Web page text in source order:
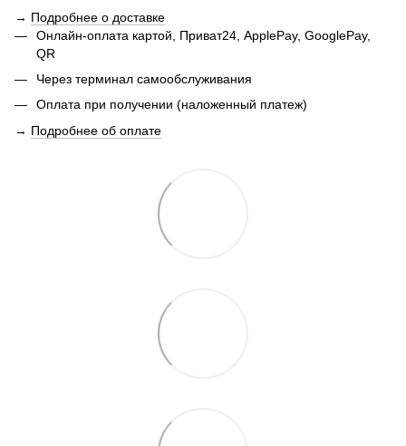
→ Подробнее о доставке
Онлайн-оплата картой, Приват24, ApplePay, GooglePay,
QR
Через терминал самообслуживания
Оплата при получении (наложенный платеж)
→ Подробнее об оплате